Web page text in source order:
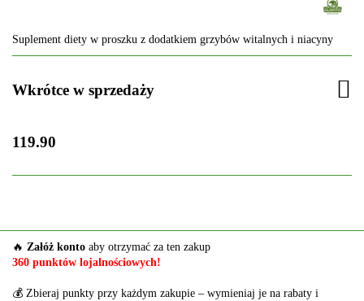
Suplement diety w proszku z dodatkiem grzybów witalnych i niacyny
Wkrótce w sprzedaży
119.90
🔥 Załóż konto aby otrzymać za ten zakup
360 punktów lojalnościowych!
💰 Zbieraj punkty przy każdym zakupie – wymieniaj je na rabaty i